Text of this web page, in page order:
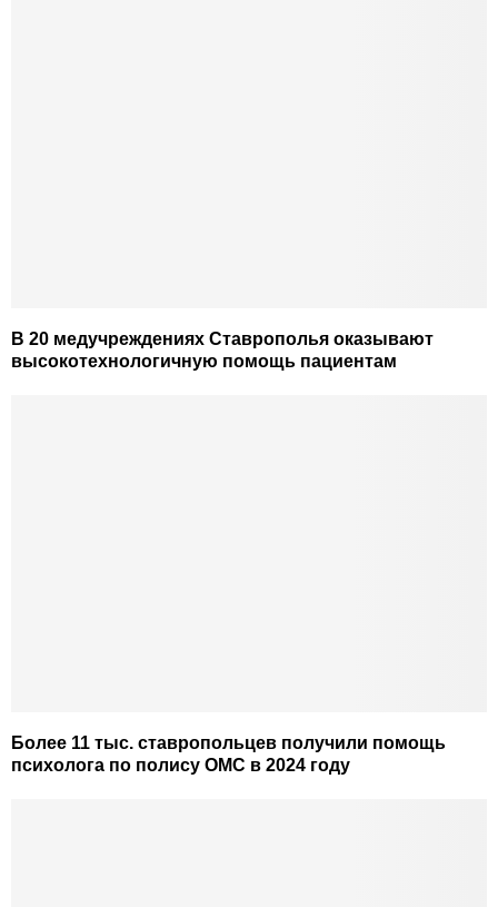
В 20 медучреждениях Ставрополья оказывают
высокотехнологичную помощь пациентам
Более 11 тыс. ставропольцев получили помощь
психолога по полису ОМС в 2024 году